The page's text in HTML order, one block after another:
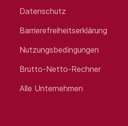
beim
Wir
Datenschutz
Barrierefreiheitserklärung
Nutzungsbedingungen
Brutto-Netto-Rechner
Alle Unternehmen